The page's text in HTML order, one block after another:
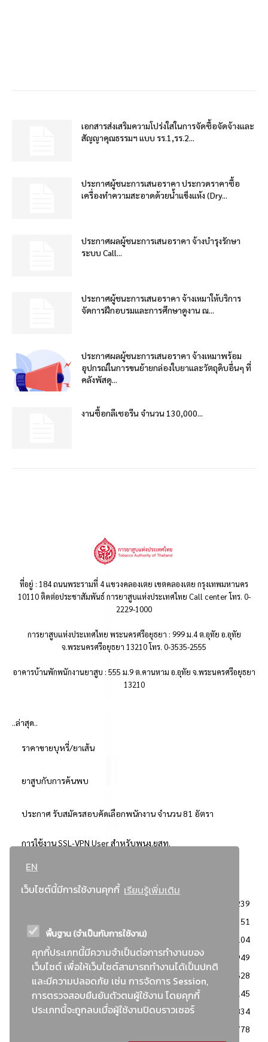
EN
เว็บไซต์นี้มีการใช้งานคุกกี้ เรียนรู้เพิ่มเติม
พื้นฐาน (จำเป็นกับการใช้งาน)
คุกกี้ประเภทนี้มีความจำเป็นต่อการทำงานของ
เว็บไซต์ เพื่อให้เว็บไซต์สามารถทำงานได้เป็นปกติ
และมีความปลอดภัย เช่น การจัดการ Session,
การตรวจสอบยืนยันตัวตนผู้ใช้งาน โดยคุกกี้
ประเภทนี้จะถูกลบเมื่อผู้ใช้งานปิดบราวเซอร์
เอกสารส่งเสริมความโปร่งใสในการจัดซื้อจัดจ้างและ
สัญญาคุณธรรมฯ แบบ รร.1,รร.2...
ประกาศผู้ชนะการเสนอราคา ประกวดราคาซื้อ
เครื่องทำความสะอาดด้วยน้ำแข็งแห้ง (Dry...
ประกาศผลผู้ชนะการเสนอราคา จ้างบำรุงรักษา
ระบบ Call...
ประกาศผู้ชนะการเสนอราคา จ้างเหมาให้บริการ
จัดการฝึกอบรมและการศึกษาดูงาน ณ...
ประกาศผลผู้ชนะการเสนอราคา จ้างเหมาพร้อม
อุปกรณ์ในการขนย้ายกล่องใบยาและวัตถุดิบอื่นๆ ที่
คลังพัสดุ...
งานซื้อกลีเซอรีน จำนวน 130,000...
ที่อยู่ : 184 ถนนพระรามที่ 4 แขวงคลองเตย เขตคลองเตย กรุงเทพมหานคร
10110 ติดต่อประชาสัมพันธ์ การยาสูบแห่งประเทศไทย Call center โทร. 0-
2229-1000
การยาสูบแห่งประเทศไทย พระนครศรีอยุธยา : 999 ม.4 ต.อุทัย อ.อุทัย
จ.พระนครศรีอยุธยา 13210 โทร. 0-3535-2555
อาคารบ้านพักพนักงานยาสูบ : 555 ม.9 ต.คานหาม อ.อุทัย จ.พระนครศรีอยุธยา
13210
..ล่าสุด..
ราคาขายบุหรี่/ยาเส้น
ยาสูบกับการค้นพบ
ประกาศ รับสมัครสอบคัดเลือกพนักงาน จำนวน 81 อัตรา
การใช้งาน SSL-VPN User สำหรับพนง.ยสท.
..ยอดนิยม..
3239
2351
: วิธีเฉพาะเจาะจง
2104
ข่าวสาร/ประกาศ
1949
: เอกสารส่งเสริมความโปร่งใสในการจัดซื้อจัดจ้าง
1628
ข่าวสารจัดซื้อจัดจ้าง
1145
: แผนการจัดซื้อจัดจ้าง
834
778